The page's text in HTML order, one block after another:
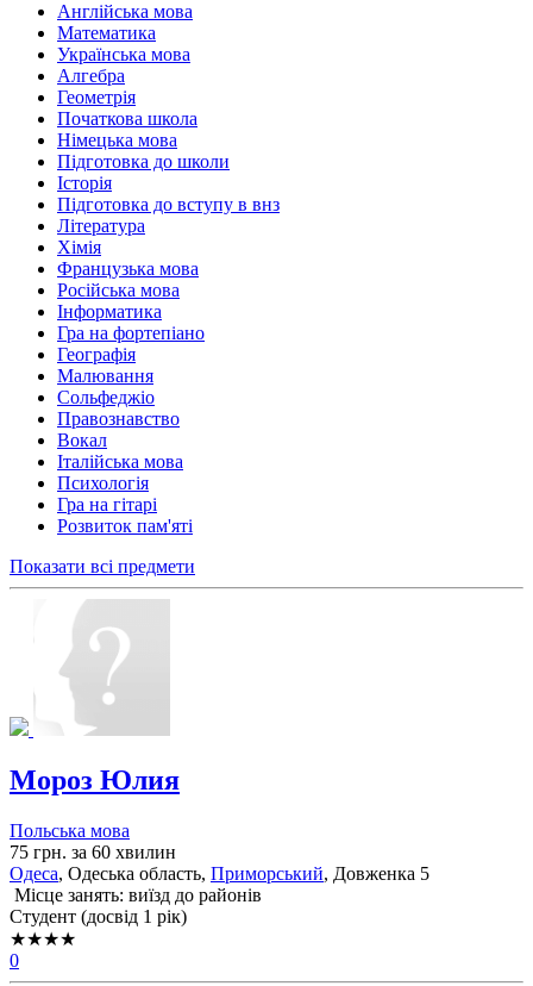
Англійська мова
Математика
Українська мова
Алгебра
Геометрія
Початкова школа
Німецька мова
Підготовка до школи
Історія
Підготовка до вступу в внз
Література
Хімія
Французька мова
Російська мова
Інформатика
Гра на фортепіано
Географія
Малювання
Сольфеджіо
Правознавство
Вокал
Італійська мова
Психологія
Гра на гітарі
Розвиток пам'яті
Показати всі предмети
Мороз Юлия
Польська мова
75 грн. за 60 хвилин
Одеса, Одеська область, Приморський, Довженка 5
Місце занять: виїзд до районів
Cтудент (досвід 1 рік)
★★★★
0